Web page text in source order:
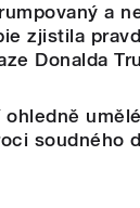
a
zjistila
Donalda
ohledně
soudného